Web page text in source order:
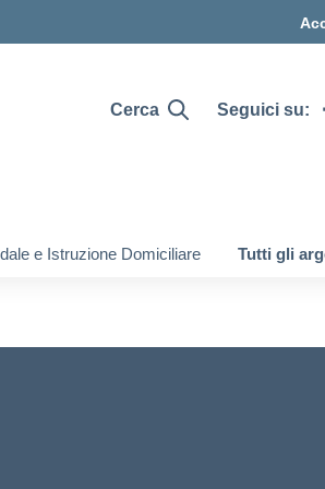
Cerca Seguici su:
e Istruzione Domiciliare Tutti gli